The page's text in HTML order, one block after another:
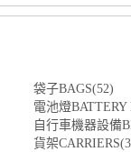
袋子BAGS(52)
電池燈
自行車機器設備
貨架